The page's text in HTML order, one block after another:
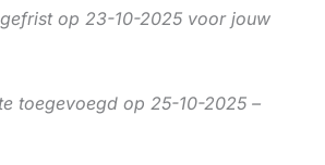
op 23-10-2025 voor jouw
toegevoegd op 25-10-2025 –